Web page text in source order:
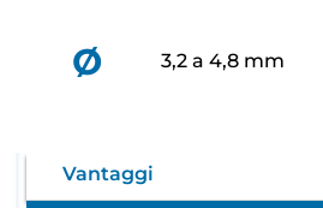
Ø 3,2 a 4,8 mm
Vantaggi